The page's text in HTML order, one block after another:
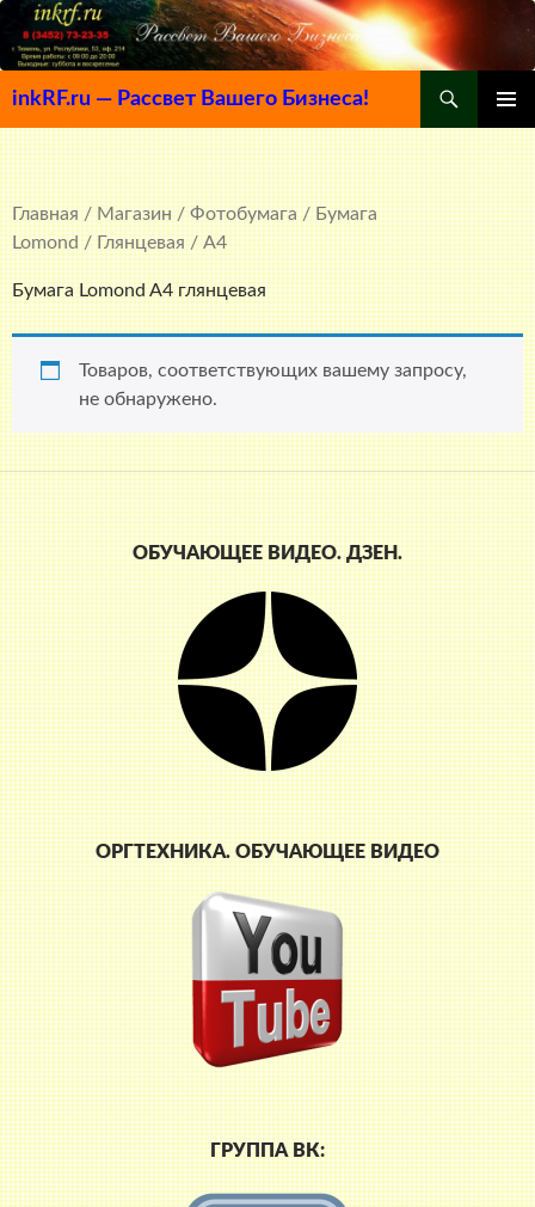
inkRF.ru — Рассвет Вашего Бизнеса!
МЕНЮ
К
СОДЕРЖИМОМУ
Главная/Магазин/Фотобумага/Бумага
Lomond/Глянцевая/ A4
Бумага Lomond A4 глянцевая
Товаров, соответствующих вашему запросу,
не обнаружено.
ОБУЧАЮЩЕЕ ВИДЕО. ДЗЕН.
ОРГТЕХНИКА. ОБУЧАЮЩЕЕ ВИДЕО
ГРУППА ВК: